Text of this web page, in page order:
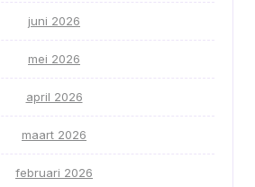
juni 2026
mei 2026
april 2026
maart 2026
februari 2026